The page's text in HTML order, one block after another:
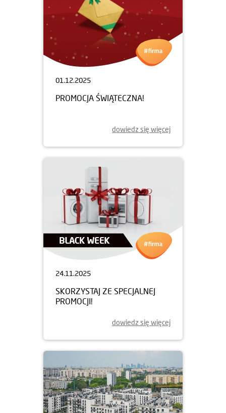
01.12.2025
PROMOCJA ŚWIĄTECZNA!
dowiedz się więcej
24.11.2025
SKORZYSTAJ ZE SPECJALNEJ
PROMOCJI!
dowiedz się więcej